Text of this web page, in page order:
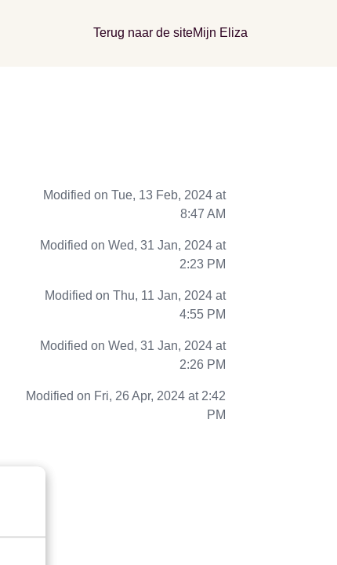
Terug naar de siteMijn Eliza
Modified on Tue, 13 Feb, 2024 at
8:47 AM
Modified on Wed, 31 Jan, 2024 at
2:23 PM
Modified on Thu, 11 Jan, 2024 at
4:55 PM
Modified on Wed, 31 Jan, 2024 at
2:26 PM
Modified on Fri, 26 Apr, 2024 at 2:42
PM